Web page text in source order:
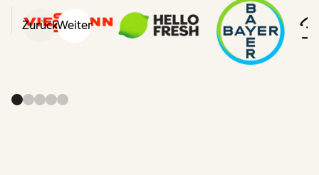
ZurückWeiter